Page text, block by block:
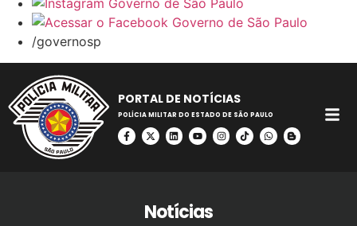
/governosp
PORTAL DE NOTÍCIAS
POLÍCIA MILITAR DO ESTADO DE SÃO PAULO
Notícias